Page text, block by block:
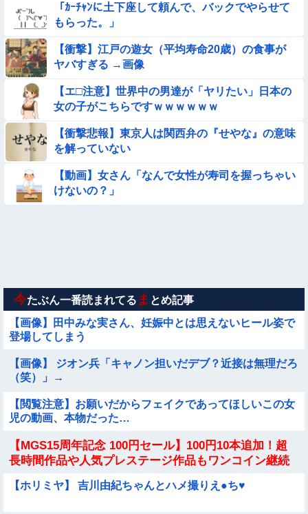
襲われてオッパイ揉まれた」
【動画】 女子中学生さん、タクシー運ちゃんに感電させられ死
亡……
★【画像】この飲み物覚えてるやつ0人説
【画像】プールに来てた水着JCたち どの娘を選ぶの？
【悲報】ま～んさん、ドッキリにひっかかってしまう【→動
画】
【画像】日本のえちえち女性犯罪者ｗｗｗｗｗｗｗ
ら・・・
「ｶｰﾁｬﾝに土下座して頼んで、バックでやらせて
もらった。」
【衝撃】江戸の遊女（平均寿命20歳）の食事が
ヤバすぎる →画像
【エ□注意】世界中の男達が「ヤリたい」日本の
女の子がこちらですｗｗｗｗｗｗ
【衝撃悲報】東京人は関西弁の『せやな』の意味
を解っていない
【動画】女さん「なんで女性が寿司を握っちゃい
けないの？」
今たぶん一番読まれてる ま とめ記事
【画像】田中みな実さん、妊娠中とは思えないヒール姿で
登場してしまう
【画像】 ジオン兵「キャノン担いだデブ？近接は無理だろ
（笑）」→
【閲覧注意】お願いだからフェイクであってほしいこの女
児の動画、本物だった…
【MGS15周年記念 100円セール】100円10本追加！超
長時間作品や人気プレステージ作品もワンコイン継続
【ホリミヤ】 吉川由紀ちゃんとハメ撮りえ●ち♥